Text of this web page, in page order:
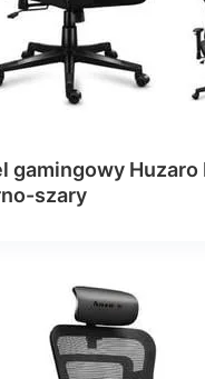
gamingowy Huzaro
szary